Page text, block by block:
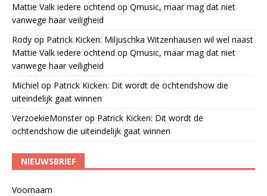
Mattie Valk iedere ochtend op Qmusic, maar mag dat niet
vanwege haar veiligheid
Rody op Patrick Kicken: Miljuschka Witzenhausen wil wel naast
Mattie Valk iedere ochtend op Qmusic, maar mag dat niet
vanwege haar veiligheid
Michiel op Patrick Kicken: Dit wordt de ochtendshow die
uiteindelijk gaat winnen
VerzoekieMonsterop Patrick Kicken: Dit wordt de
ochtendshow die uiteindelijk gaat winnen
NIEUWSBRIEF
Voornaam